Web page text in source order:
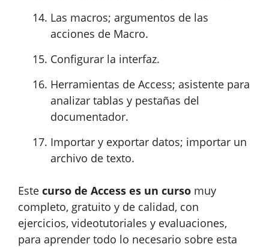
Las macros; argumentos de las
acciones de Macro.
Configurar la interfaz.
Herramientas de Access; asistente para
analizar tablas y pestañas del
documentador.
Importar y exportar datos; importar un
archivo de texto.
Este curso de Access es un curso muy
completo, gratuito y de calidad, con
ejercicios, videotutoriales y evaluaciones,
para aprender todo lo necesario sobre esta